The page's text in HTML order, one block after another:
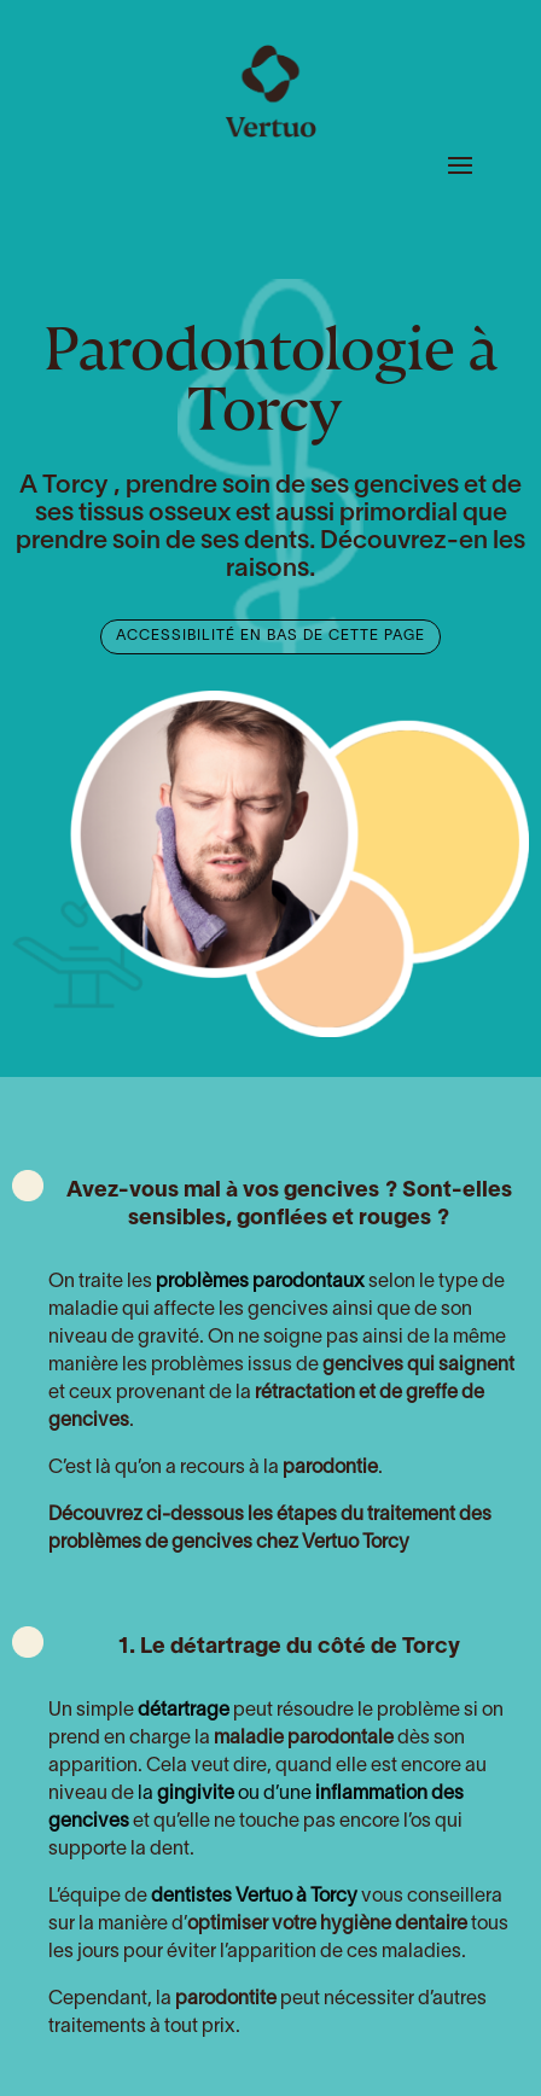
Parodontologie à
Torcy
A Torcy , prendre soin de ses gencives et de
ses tissus osseux est aussi primordial que
prendre soin de ses dents. Découvrez-en les
raisons.
ACCESSIBILITÉ EN BAS DE CETTE PAGE
Avez-vous mal à vos gencives ? Sont-elles
sensibles, gonflées et rouges ?
On traite les problèmes parodontaux selon le type de
maladie qui affecte les gencives ainsi que de son
niveau de gravité. On ne soigne pas ainsi de la même
manière les problèmes issus de gencives qui saignent
et ceux provenant de la rétractation et de greffe de
gencives.
C’est là qu’on a recours à la parodontie.
Découvrez ci-dessous les étapes du traitement des
problèmes de gencives chez Vertuo Torcy
1. Le détartrage du côté de Torcy
Un simple détartrage peut résoudre le problème si on
prend en charge la maladie parodontale dès son
apparition. Cela veut dire, quand elle est encore au
niveau de la gingivite ou d’une inflammation des
gencives et qu’elle ne touche pas encore l’os qui
supporte la dent.
L’équipe de dentistes Vertuo à Torcy vous conseillera
sur la manière d’optimiser votre hygiène dentaire tous
les jours pour éviter l’apparition de ces maladies.
Cependant, la parodontite peut nécessiter d’autres
traitements à tout prix.